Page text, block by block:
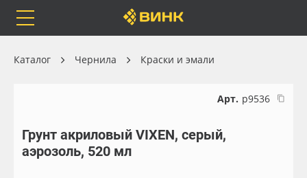
Каталог
Весь каталог
Каталог Чернила Краски и эмали
Арт. р9536
Грунт акриловый VIXEN, серый,
аэрозоль, 520 мл